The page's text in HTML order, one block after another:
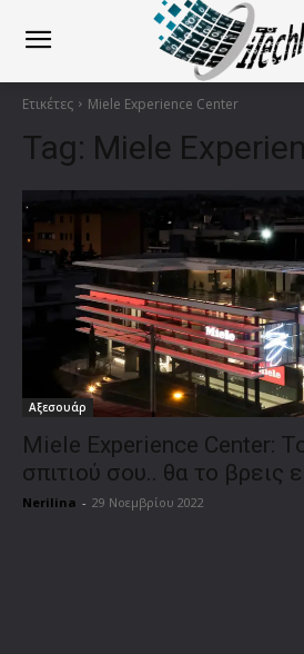
Ετικέτες Miele Experience Center
Tag: Miele
Αξεσουάρ
Miele Experience Center:
σπιτιού σου.. θα το βρεις
Nerilina - 29 Νοεμβρίου 2022